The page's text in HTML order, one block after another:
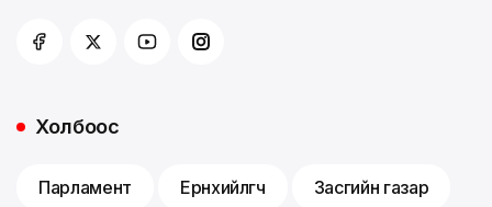
Холбоос
Парламент Ерөнхийлөгч Засгийн газар